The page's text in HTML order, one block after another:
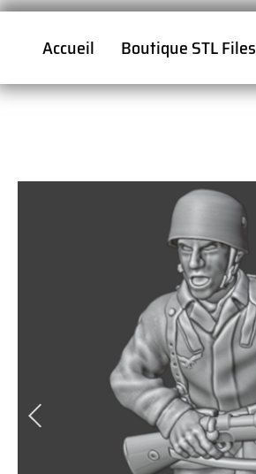
Accueil Boutique STL Files